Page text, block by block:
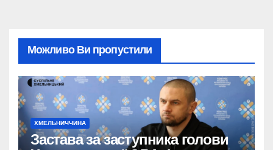
Можливо Ви пропустили
ХМЕЛЬНИЧЧИНА
Застава за заступника голови